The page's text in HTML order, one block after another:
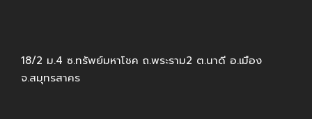
18/2 ม.4 ซ.ทรัพย์มหาโชค ถ.พระราม2 ต.นาดี อ.เมือง
จ.สมุทรสาคร